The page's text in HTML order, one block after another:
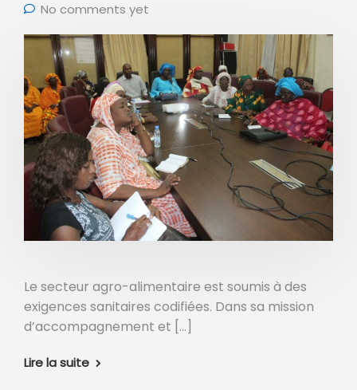
No comments yet
Le secteur agro-alimentaire est soumis à des
exigences sanitaires codifiées. Dans sa mission
d’accompagnement et […]
Lire la suite